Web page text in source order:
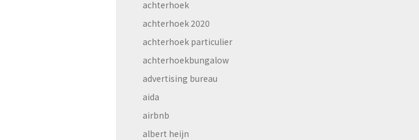
achterhoek
achterhoek 2020
achterhoek particulier
achterhoekbungalow
advertising bureau
aida
airbnb
albert heijn